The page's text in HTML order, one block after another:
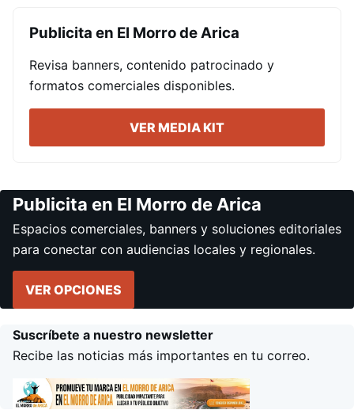
Publicita en El Morro de Arica
Revisa banners, contenido patrocinado y
formatos comerciales disponibles.
VER MEDIA KIT
Publicita en El Morro de Arica
Espacios comerciales, banners y soluciones editoriales
para conectar con audiencias locales y regionales.
VER OPCIONES
Suscríbete a nuestro newsletter
Recibe las noticias más importantes en tu correo.